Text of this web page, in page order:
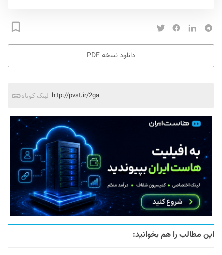
دانلود نسخه PDF
لینک کوتاه http://pvst.ir/2ga
این مطالب را هم بخوانید: